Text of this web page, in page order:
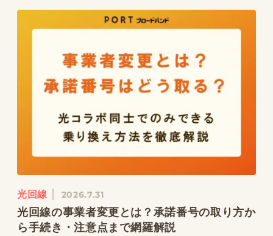
光回線 2026.7.31
光回線の事業者変更とは？承諾番号の取り方か
ら手続き・注意点まで網羅解説